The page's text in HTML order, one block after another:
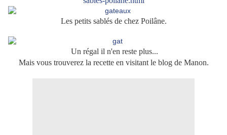
Les petits sablés de chez Poilâne.
Un régal il n'en reste plus...
Mais vous trouverez la recette en visitant le blog de Manon.